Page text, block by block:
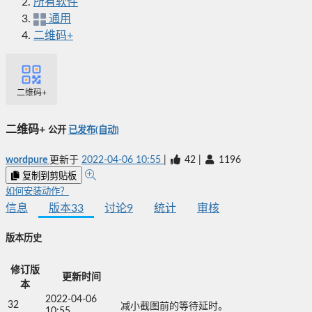
通用
二维码+
二维码+
二维码+ 公开 已发布(自动)
wordpure 更新于 2022-04-06 10:55 42 1196
复制到剪贴板
如何安装动作？
信息 版本33 讨论9 统计 审核
版本历史
修订版
本
更新时间
32
2022-04-06
减小截图前的等待延时。